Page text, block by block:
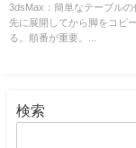
3dsMax：簡単なテーブルの
先に展開してから脚をコピ
る。順番が重要。...
検索